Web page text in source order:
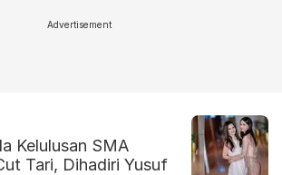
Advertisement
Kelulusan SMA
Tari, Dihadiri Yusuf